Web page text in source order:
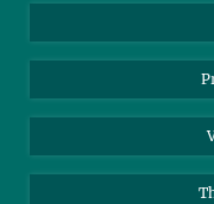
Meldestelle
TikTok
Instagram
YouTube